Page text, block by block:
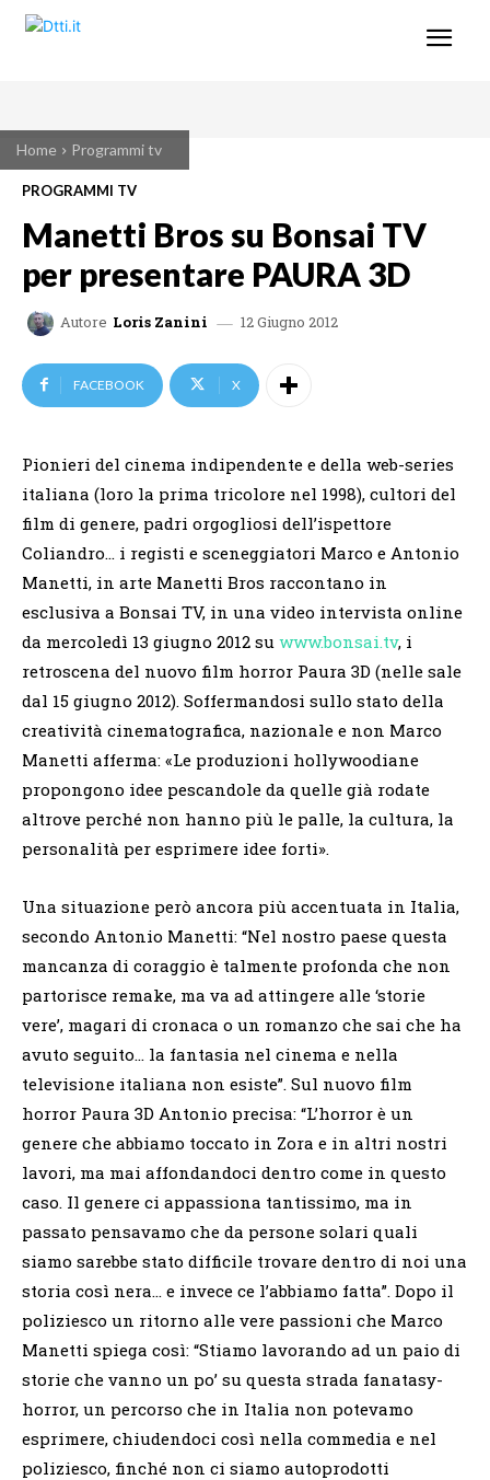
Home Programmi tv
PROGRAMMI TV
Manetti Bros su Bonsai TV
per presentare PAURA 3D
Autore Loris Zanini 12 Giugno 2012
FACEBOOK X
Pionieri del cinema indipendente e della web-series
italiana (loro la prima tricolore nel 1998), cultori del
film di genere, padri orgogliosi dell’ispettore
Coliandro… i registi e sceneggiatori Marco e Antonio
Manetti, in arte Manetti Bros raccontano in
esclusiva a Bonsai TV, in una video intervista online
da mercoledì 13 giugno 2012 su www.bonsai.tv, i
retroscena del nuovo film horror Paura 3D (nelle sale
dal 15 giugno 2012). Soffermandosi sullo stato della
creatività cinematografica, nazionale e non Marco
Manetti afferma: «Le produzioni hollywoodiane
propongono idee pescandole da quelle già rodate
altrove perché non hanno più le palle, la cultura, la
personalità per esprimere idee forti».
Una situazione però ancora più accentuata in Italia,
secondo Antonio Manetti: “Nel nostro paese questa
mancanza di coraggio è talmente profonda che non
partorisce remake, ma va ad attingere alle ‘storie
vere’, magari di cronaca o un romanzo che sai che ha
avuto seguito… la fantasia nel cinema e nella
televisione italiana non esiste”. Sul nuovo film
horror Paura 3D Antonio precisa: “L’horror è un
genere che abbiamo toccato in Zora e in altri nostri
lavori, ma mai affondandoci dentro come in questo
caso. Il genere ci appassiona tantissimo, ma in
passato pensavamo che da persone solari quali
siamo sarebbe stato difficile trovare dentro di noi una
storia così nera… e invece ce l’abbiamo fatta”. Dopo il
poliziesco un ritorno alle vere passioni che Marco
Manetti spiega così: “Stiamo lavorando ad un paio di
storie che vanno un po’ su questa strada fanatasy-
horror, un percorso che in Italia non potevamo
esprimere, chiudendoci così nella commedia e nel
poliziesco, finché non ci siamo autoprodotti